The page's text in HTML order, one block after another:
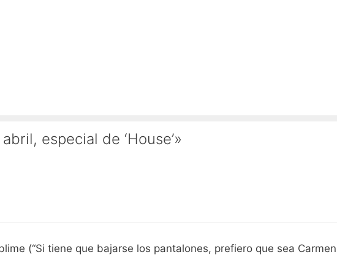
especial de ‘House’»
(“Si tiene que bajarse los pantalones, prefiero que sea Carmen